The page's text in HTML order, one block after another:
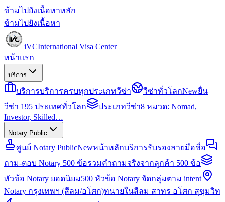
ข้ามไปยังเนื้อหาหลัก
ข้ามไปยังเนื้อหา
iVCInternational Visa Center
หน้าแรก
บริการ
บริการบริการครบทุกประเภทวีซ่า วีซ่าทั่วโลกNewยื่น
วีซ่า 195 ประเทศทั่วโลก
ประเภทวีซ่า8 หมวด: Nomad,
Investor, Skilled…
Notary Public
ศูนย์ Notary PublicNewหน้าหลักบริการรับรองลายมือชื่อ
ถาม-ตอบ Notary 500 ข้อรวมคำถามจริงจากลูกค้า 500 ข้อ
หัวข้อ Notary ยอดนิยม500 หัวข้อ Notary จัดกลุ่มตาม intent
Notary กรุงเทพฯ (สีลม/อโศก)ทนายในสีลม สาทร อโศก สุขุมวิท